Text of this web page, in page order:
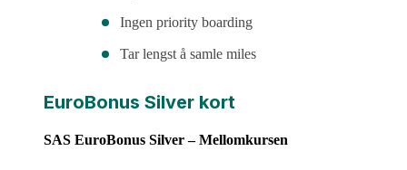
Ingen priority boarding
Tar lengst å samle miles
EuroBonus Silver kort
SAS EuroBonus Silver – Mellomkursen